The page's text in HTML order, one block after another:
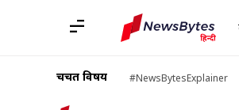
चर्चित विषय #NewsBytesExplainer